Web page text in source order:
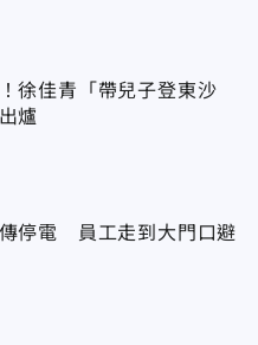
徐佳青「帶兒子登東沙
爐
停電 員工走到大門口避